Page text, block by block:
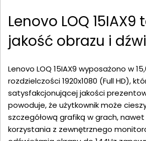
Lenovo LOQ
jakość obrazu i
Lenovo LOQ 15IAX9 wyposażono w
rozdzielczości 1920x1080 (Full HD),
satysfakcjonującej jakości
powoduje, że użytkownik może
szczegółową grafiką w grach,
korzystania z zewnętrznego